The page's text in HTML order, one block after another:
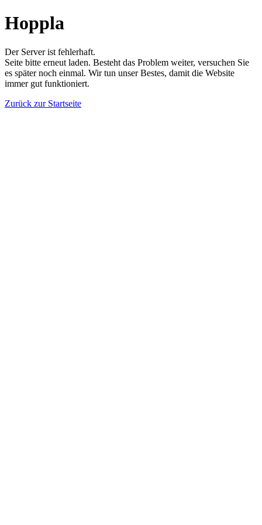
Hoppla
Der Server ist fehlerhaft.
Seite bitte erneut laden. Besteht das Problem weiter, versuchen Sie
es später noch einmal. Wir tun unser Bestes, damit die Website
immer gut funktioniert.
Zurück zur Startseite